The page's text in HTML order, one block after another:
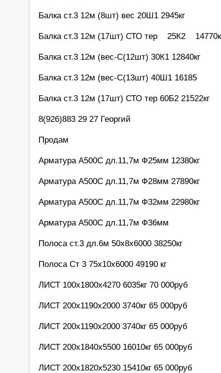
Балка ст.3 12м (8шт) вес 20Ш1 2945кг
Балка ст.3 12м (17шт) СТО тер 25К2
Балка ст.3 12м (вес-С(12шт) 30К1 12840кг
Балка ст.3 12м (вес-С(13шт) 40Ш1 16185
Балка ст.3 12м (17шт) СТО тер 60Б2 21522кг
8(926)883 29 27 Георгий
Продам
Арматура А500С дл.11,7м Ф25мм 12380кг
Арматура А500С дл.11,7м Ф28мм 27890кг
Арматура А500С дл.11,7м Ф32мм 22980кг
Арматура А500С дл.11,7м Ф36мм
Полоса ст.3 дл.6м 50х8х6000 38250кг
Полоса Ст 3 75х10х6000 49190 кг
ЛИСТ 100х1800х4270 6035кг 70 000руб
ЛИСТ 200х1190х2000 3740кг 65 000руб
ЛИСТ 200х1190х2000 3740кг 65 000руб
ЛИСТ 200х1840х5500 16010кг 65 000руб
ЛИСТ 200х1820х5230 15410кг 65 000руб